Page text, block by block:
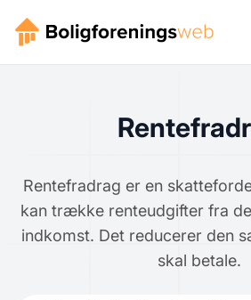
Rentefradrag er en
kan trække renteudgifter fra
indkomst. Det reducerer den
skal betale.